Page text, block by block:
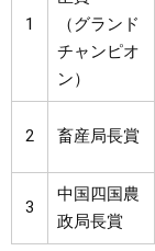
1
（グランド
チャンピオ
ン）
2 畜産局長賞
3
中国四国農
政局長賞